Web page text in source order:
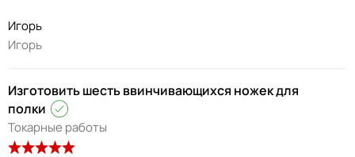
Игорь
Игорь
Изготовить шесть ввинчивающихся ножек для
полки
Токарные работы